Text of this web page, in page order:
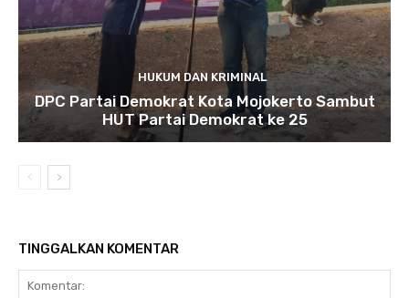
HUKUM DAN KRIMINAL
DPC Partai Demokrat Kota Mojokerto Sambut
HUT Partai Demokrat ke 25
TINGGALKAN KOMENTAR